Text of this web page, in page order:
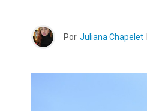
Por Juliana Chapelet